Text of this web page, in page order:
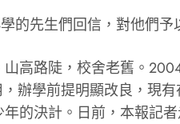
的先生們回信，對他們
高路陡，校舍老舊。
辦學前提明顯改良，現
的決計。日前，本報記